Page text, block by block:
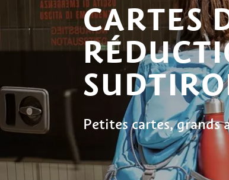
CARTES
Petites cartes, grands